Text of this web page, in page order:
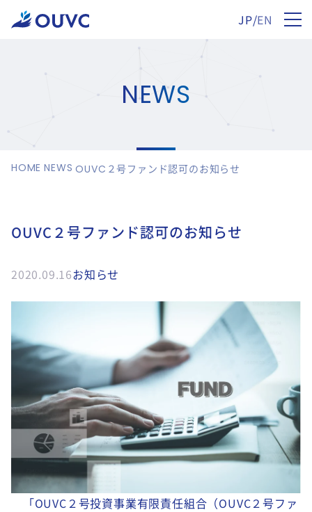
JP/EN
NEWS
HOME NEWS OUVC２号ファンド認可のお知らせ
OUVC２号ファンド認可のお知らせ
2020.09.16お知らせ
「OUVC２号投資事業有限責任組合（OUVC２号ファ